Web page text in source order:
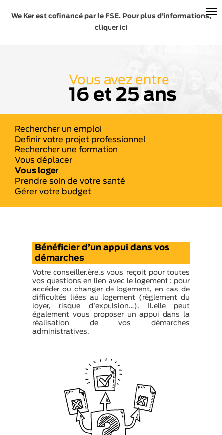
We Ker est cofinancé par le FSE. Pour plus d'informations,
cliquer ici
Vous avez entre
16 et 25 ans
Rechercher un emploi
Definir votre projet professionnel
Rechercher une formation
Vous déplacer
Vous loger
Prendre soin de votre santé
Gérer votre budget
Bénéficier d’un appui dans vos
démarches
Votre conseiller.ère.s vous reçoit pour toutes
vos questions en lien avec le logement : pour
accéder ou changer de logement, en cas de
difficultés liées au logement (règlement du
loyer, risque d’expulsion…). Il.elle peut
également vous proposer un appui dans la
réalisation de vos démarches
administratives.